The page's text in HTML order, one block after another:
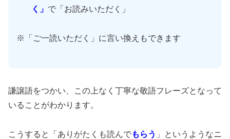
く」 で「お読みいただく」
※「ご一読いただく」に言い換えもできます
謙譲語をつかい、この上なく丁寧な敬語フレーズとなって
いることがわかります。
こうすると「ありがたくも読んでもらう 」というようなニ